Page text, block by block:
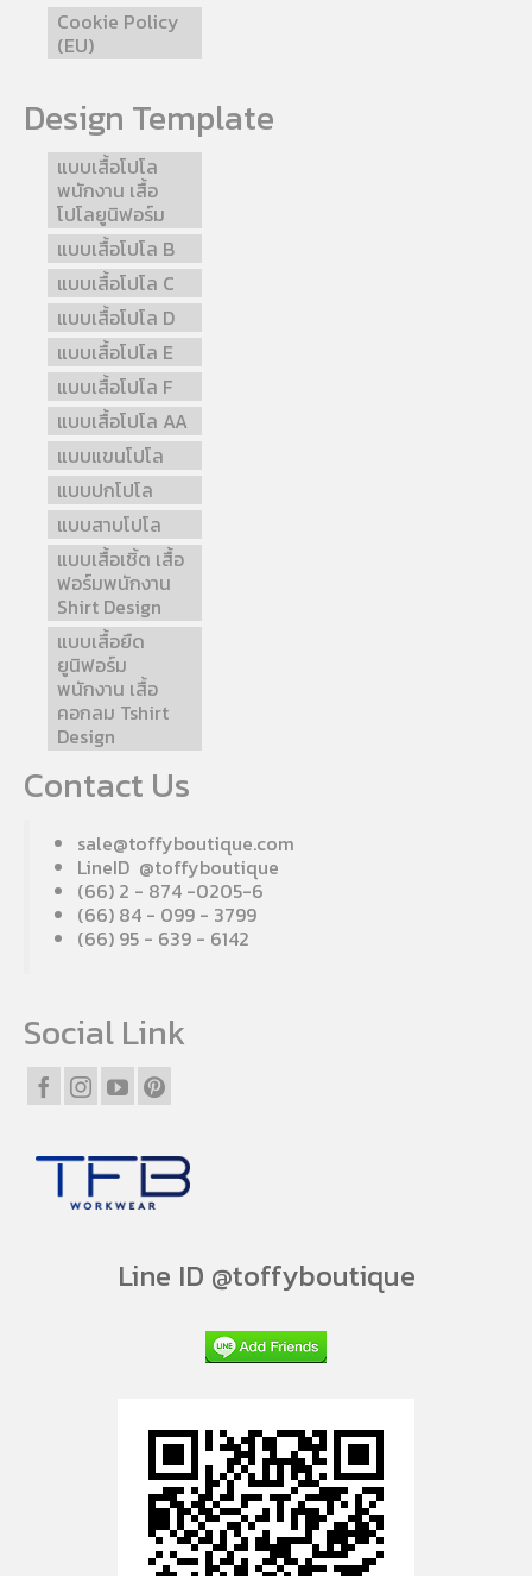
Cookie Policy
(EU)
Design Template
แบบเสื้อโปโล
พนักงาน เสื้อ
โปโลยูนิฟอร์ม
แบบเสื้อโปโล B
แบบเสื้อโปโล C
แบบเสื้อโปโล D
แบบเสื้อโปโล E
แบบเสื้อโปโล F
แบบเสื้อโปโล AA
แบบแขนโปโล
แบบปกโปโล
แบบสาบโปโล
แบบเสื้อเชิ้ต เสื้อ
ฟอร์มพนักงาน
Shirt Design
แบบเสื้อยืด
ยูนิฟอร์ม
พนักงาน เสื้อ
คอกลม Tshirt
Design
Contact Us
sale@toffyboutique.com
LineID @toffyboutique
(66) 2 - 874 -0205-6
(66) 84 - 099 - 3799
(66) 95 - 639 - 6142
Social Link
Line ID @toffyboutique